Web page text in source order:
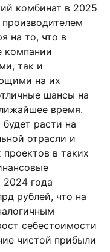
комбинат в 2025
на то, что в
компании
так и
на их
шансы на
время.
расти на
отрасли и
в таких
года
рублей, что на
себестоимости
чистой прибыли